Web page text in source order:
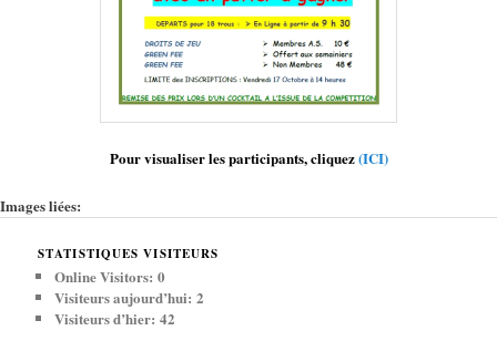
Pour visualiser les participants, cliquez(ICI)
Images liées:
STATISTIQUES VISITEURS
Online Visitors:0
Visiteurs aujourd’hui:2
Visiteurs d’hier:42